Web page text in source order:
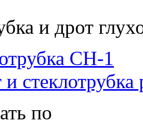
и дрот
СН-1
по